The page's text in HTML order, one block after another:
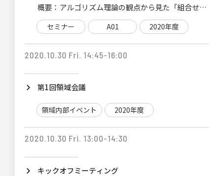
概要： アルゴリズム理論の観点から見た「組合せ遷移
セミナー A01 2020年度
2020.10.30 Fri. 14:45-16:00
第1回領域会議
領域内部イベント 2020年度
2020.10.30 Fri. 13:00-14:30
キックオフミーティング